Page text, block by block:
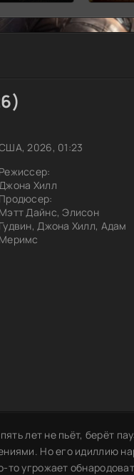
2026, 01:23
Режиссер:
Хилл
Продюсер:
Мэтт Дайнс, Элисон
Гудвин, Джона Хилл, Адам
Меримс
лет не пьёт, берёт
Но его идиллию
угрожает